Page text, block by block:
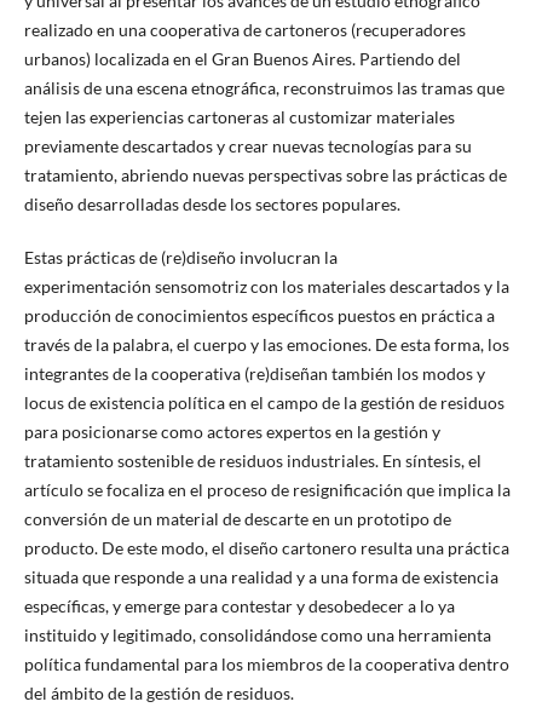
realizado en una cooperativa de cartoneros (recuperadores
urbanos) localizada en el Gran Buenos Aires. Partiendo del
análisis de una escena etnográfica, reconstruimos las tramas que
tejen las experiencias cartoneras al customizar materiales
previamente descartados y crear nuevas tecnologías para su
tratamiento, abriendo nuevas perspectivas sobre las prácticas de
diseño desarrolladas desde los sectores populares.
Estas prácticas de (re)diseño involucran la
experimentación sensomotriz con los materiales descartados y la
producción de conocimientos específicos puestos en práctica a
través de la palabra, el cuerpo y las emociones. De esta forma, los
integrantes de la cooperativa (re)diseñan también los modos y
locus de existencia política en el campo de la gestión de residuos
para posicionarse como actores expertos en la gestión y
tratamiento sostenible de residuos industriales. En síntesis, el
artículo se focaliza en el proceso de resignificación que implica la
conversión de un material de descarte en un prototipo de
producto. De este modo, el diseño cartonero resulta una práctica
situada que responde a una realidad y a una forma de existencia
específicas, y emerge para contestar y desobedecer a lo ya
instituido y legitimado, consolidándose como una herramienta
política fundamental para los miembros de la cooperativa dentro
del ámbito de la gestión de residuos.